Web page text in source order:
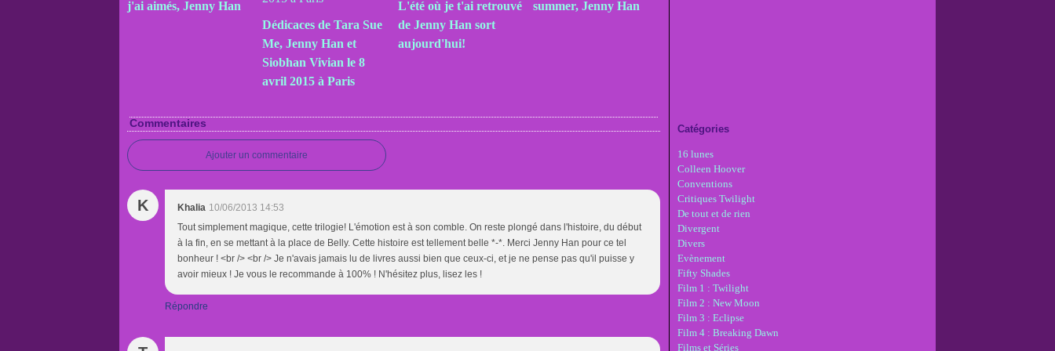
j'ai aimés, Jenny Han
Dédicaces de Tara Sue
Me, Jenny Han et
Siobhan Vivian le 8
avril 2015 à Paris
L'été où je t'ai retrouvé
de Jenny Han sort
aujourd'hui!
summer, Jenny Han
Commentaires
Ajouter un commentaire
K Khalia 10/06/2013 14:53
Tout simplement magique, cette trilogie! L'émotion est à son comble. On reste plongé dans l'histoire, du début
à la fin, en se mettant à la place de Belly. Cette histoire est tellement belle *-*. Merci Jenny Han pour ce tel
bonheur ! <br /> <br /> Je n'avais jamais lu de livres aussi bien que ceux-ci, et je ne pense pas qu'il puisse y
avoir mieux ! Je vous le recommande à 100% ! N'hésitez plus, lisez les !
Répondre
Catégories
16 lunes
Colleen Hoover
Conventions
Critiques Twilight
De tout et de rien
Divergent
Divers
Evènement
Fifty Shades
Film 1 : Twilight
Film 2 : New Moon
Film 3 : Eclipse
Film 4 : Breaking Dawn
Films et Séries